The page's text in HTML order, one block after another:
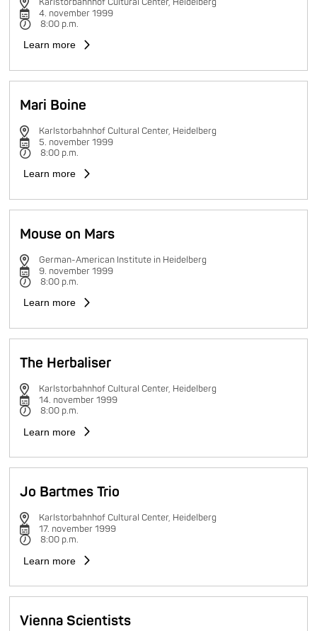
4. november 1999
8:00 p.m.
Learn more
Mari Boine
Karlstorbahnhof Cultural Center, Heidelberg
5. november 1999
8:00 p.m.
Learn more
Mouse on Mars
German-American Institute in Heidelberg
9. november 1999
8:00 p.m.
Learn more
The Herbaliser
Karlstorbahnhof Cultural Center, Heidelberg
14. november 1999
8:00 p.m.
Learn more
Jo Bartmes Trio
Karlstorbahnhof Cultural Center, Heidelberg
17. november 1999
8:00 p.m.
Learn more
Vienna Scientists